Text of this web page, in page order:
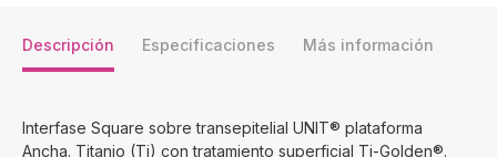
Descripción Especificaciones Más información
Interfase Square sobre transepitelial UNIT® plataforma
Ancha. Titanio (Ti) con tratamiento superficial Ti-Golden®.